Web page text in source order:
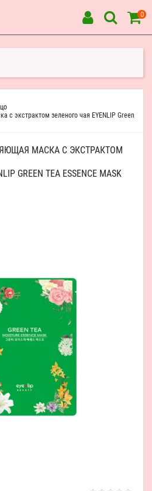
0
с экстрактом зеленого чая EYENLIP Green
МАСКА С ЭКСТРАКТОМ
GREEN TEA ESSENCE MASK